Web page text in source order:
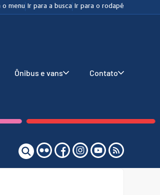
o menu Ir para a busca Ir para o rodapé
Ônibus e vans Contato